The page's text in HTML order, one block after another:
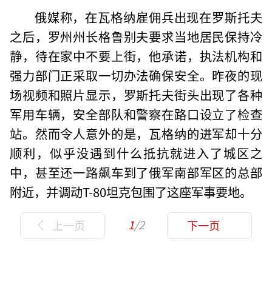
俄媒称，在瓦格纳雇佣兵出现在罗斯托夫
之后，罗州州长格鲁别夫要求当地居民保持冷
静，待在家中不要上街，他承诺，执法机构和
强力部门正采取一切办法确保安全。昨夜的现
场视频和照片显示，罗斯托夫街头出现了各种
军用车辆，安全部队和警察在路口设立了检查
站。然而令人意外的是，瓦格纳的进军却十分
顺利，似乎没遇到什么抵抗就进入了城区之
中，甚至还一路飙车到了俄军南部军区的总部
附近，并调动T-80坦克包围了这座军事要地。
上一页 1/2 下一页